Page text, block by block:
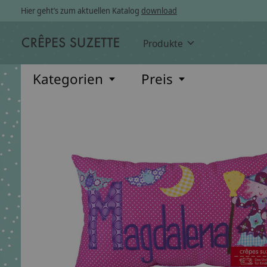
Hier geht’s zum aktuellen Katalog download
Produkte
Kategorien Preis